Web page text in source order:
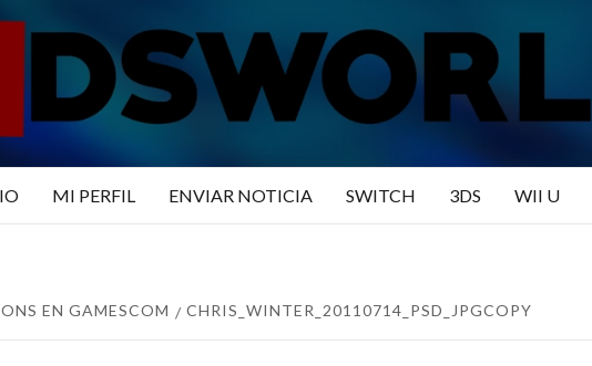
N3DSWORLD
MI PERFIL ENVIAR NOTICIA SWITCH 3DS WII U
EN GAMESCOM CHRIS_WINTER_20110714_PSD_JPGCOPY